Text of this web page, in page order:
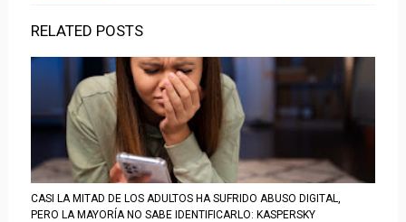
RELATED POSTS
CASI LA MITAD DE LOS ADULTOS HA SUFRIDO ABUSO DIGITAL,
PERO LA MAYORÍA NO SABE IDENTIFICARLO: KASPERSKY